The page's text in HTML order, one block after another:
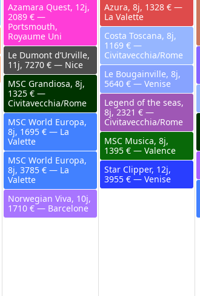
Azamara Quest, 12j,
2089 € —
Portsmouth,
Royaume Uni
Le Dumont d’Urville,
11j, 7270 € — Nice
MSC Grandiosa, 8j,
1325 € —
Civitavecchia/Rome
MSC World Europa,
8j, 1695 € — La
Valette
MSC World Europa,
8j, 3785 € — La
Valette
Norwegian Viva, 10j,
1710 € — Barcelone
Azura, 8j, 1328 € —
La Valette
Costa Toscana, 8j,
1169 € —
Civitavecchia/Rome
Le Bougainville, 8j,
5640 € — Venise
Legend of the seas,
8j, 2321 € —
Civitavecchia/Rome
MSC Musica, 8j,
1395 € — Valence
Star Clipper, 12j,
3955 € — Venise